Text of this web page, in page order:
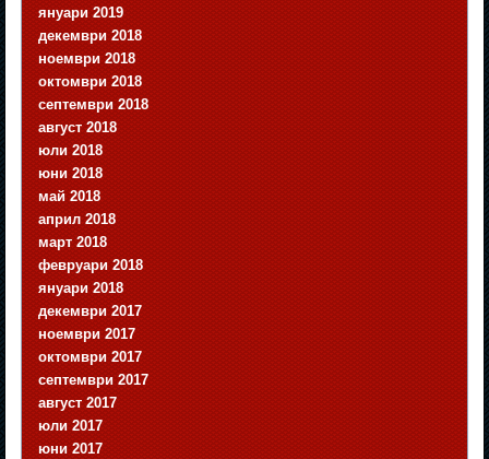
януари 2019
декември 2018
ноември 2018
октомври 2018
септември 2018
август 2018
юли 2018
юни 2018
май 2018
април 2018
март 2018
февруари 2018
януари 2018
декември 2017
ноември 2017
октомври 2017
септември 2017
август 2017
юли 2017
юни 2017